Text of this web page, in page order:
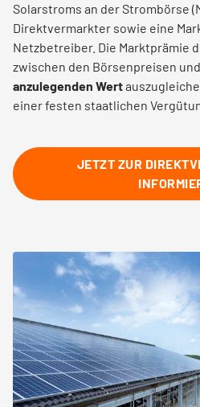
Solarstroms an der Strombörse
Direktvermarkter sowie eine
Netzbetreiber. Die Marktprämie
zwischen den Börsenpreisen
anzulegenden Wert
einer festen staatlichen
JETZT ZUR